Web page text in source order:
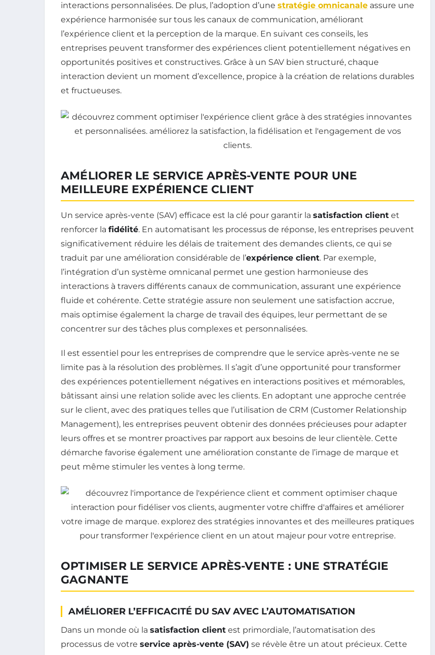
interactions personnalisées. De plus, l’adoption d’une stratégie omnicanale assure une
expérience harmonisée sur tous les canaux de communication, améliorant
l’expérience client et la perception de la marque. En suivant ces conseils, les
entreprises peuvent transformer des expériences client potentiellement négatives en
opportunités positives et constructives. Grâce à un SAV bien structuré, chaque
interaction devient un moment d’excellence, propice à la création de relations durables
et fructueuses.
AMÉLIORER LE SERVICE APRÈS-VENTE POUR UNE
MEILLEURE EXPÉRIENCE CLIENT
Un service après-vente (SAV) efficace est la clé pour garantir la satisfaction client et
renforcer la fidélité. En automatisant les processus de réponse, les entreprises peuvent
significativement réduire les délais de traitement des demandes clients, ce qui se
traduit par une amélioration considérable de l’expérience client. Par exemple,
l’intégration d’un système omnicanal permet une gestion harmonieuse des
interactions à travers différents canaux de communication, assurant une expérience
fluide et cohérente. Cette stratégie assure non seulement une satisfaction accrue,
mais optimise également la charge de travail des équipes, leur permettant de se
concentrer sur des tâches plus complexes et personnalisées.
Il est essentiel pour les entreprises de comprendre que le service après-vente ne se
limite pas à la résolution des problèmes. Il s’agit d’une opportunité pour transformer
des expériences potentiellement négatives en interactions positives et mémorables,
bâtissant ainsi une relation solide avec les clients. En adoptant une approche centrée
sur le client, avec des pratiques telles que l’utilisation de CRM (Customer Relationship
Management), les entreprises peuvent obtenir des données précieuses pour adapter
leurs offres et se montrer proactives par rapport aux besoins de leur clientèle. Cette
démarche favorise également une amélioration constante de l’image de marque et
peut même stimuler les ventes à long terme.
OPTIMISER LE SERVICE APRÈS-VENTE : UNE STRATÉGIE
GAGNANTE
AMÉLIORER L’EFFICACITÉ DU SAV AVEC L’AUTOMATISATION
Dans un monde où la satisfaction client est primordiale, l’automatisation des
processus de votre service après-vente (SAV) se révèle être un atout précieux. Cette